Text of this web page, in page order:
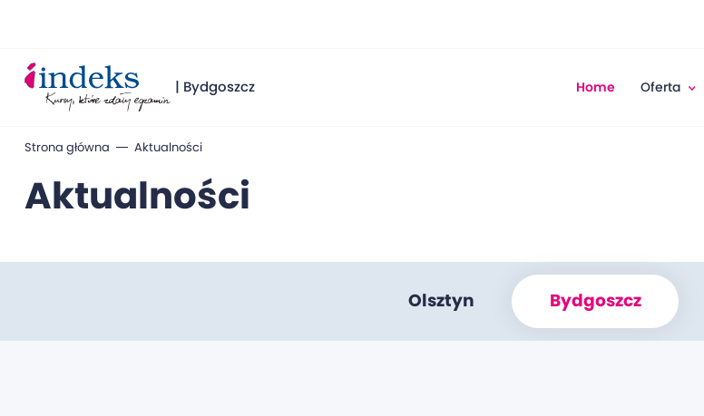
| Bydgoszcz Home Oferta
Strona główna Aktualności
Aktualności
Olsztyn Bydgoszcz